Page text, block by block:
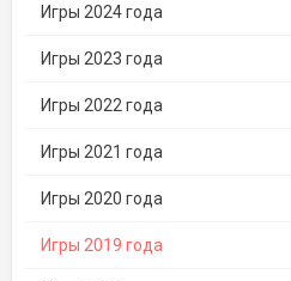
Игры 2024 года
Игры 2023 года
Игры 2022 года
Игры 2021 года
Игры 2020 года
Игры 2019 года